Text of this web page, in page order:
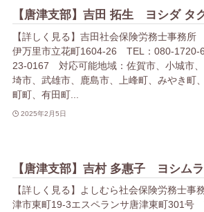
【唐津支部】吉田 拓生 ヨシダ タ
【詳しく見る】吉田社会保険労務士事務
伊万里市立花町1604-26 TEL：080-
23-0167 対応可能地域：佐賀市、小城市
埼市、武雄市、鹿島市、上峰町、みやき町
町町、有田町...
2025年2月5日
【唐津支部】吉村 多惠子 ヨシム
【詳しく見る】よしむら社会保険労務士
津市東町19-3エスペランサ唐津東町301号